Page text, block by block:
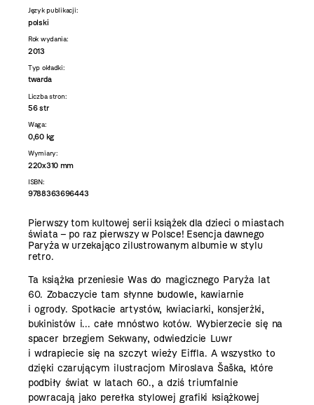
Język publikacji:
polski
Rok wydania:
2013
Typ okładki:
twarda
Liczba stron:
56 str
Waga:
0,60 kg
Wymiary:
220x310 mm
ISBN:
9788363696443
Pierwszy tom kultowej serii książek dla dzieci o miastach
świata – po raz pierwszy w Polsce! Esencja dawnego
Paryża w urzekająco zilustrowanym albumie w stylu
retro.
Ta książka przeniesie Was do magicznego Paryża lat
60. Zobaczycie tam słynne budowle, kawiarnie
i ogrody. Spotkacie artystów, kwiaciarki, konsjerżki,
bukinistów i... całe mnóstwo kotów. Wybierzecie się na
spacer brzegiem Sekwany, odwiedzicie Luwr
i wdrapiecie się na szczyt wieży Eiffla. A wszystko to
dzięki czarującym ilustracjom Miroslava Šaška, które
podbiły świat w latach 60., a dziś triumfalnie
powracają jako perełka stylowej grafiki książkowej